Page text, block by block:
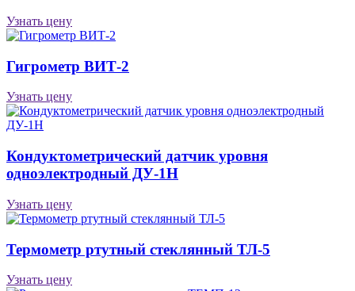
Узнать цену
Гигрометр ВИТ-2
Узнать цену
Кондуктометрический датчик уровня
одноэлектродный ДУ-1Н
Узнать цену
Термометр ртутный стеклянный ТЛ-5
Узнать цену